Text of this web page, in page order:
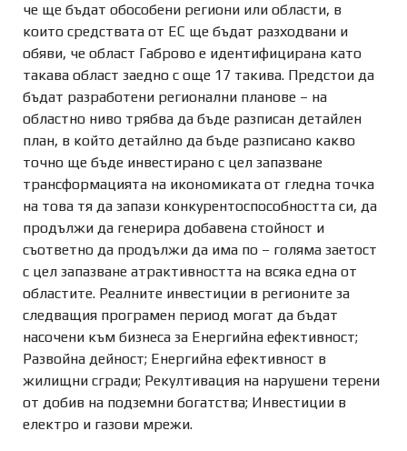
че ще бъдат обособени региони или области, в
които средствата от ЕС ще бъдат разходвани и
обяви, че област Габрово е идентифицирана като
такава област заедно с още 17 такива. Предстои да
бъдат разработени регионални планове – на
областно ниво трябва да бъде разписан детайлен
план, в който детайлно да бъде разписано какво
точно ще бъде инвестирано с цел запазване
трансформацията на икономиката от гледна точка
на това тя да запази конкурентоспособността си, да
продължи да генерира добавена стойност и
съответно да продължи да има по – голяма заетост
с цел запазване атрактивността на всяка една от
областите. Реалните инвестиции в регионите за
следващия програмен период могат да бъдат
насочени към бизнеса за Енергийна ефективност;
Развойна дейност; Енергийна ефективност в
жилищни сгради; Рекултивация на нарушени терени
от добив на подземни богатства; Инвестиции в
електро и газови мрежи.